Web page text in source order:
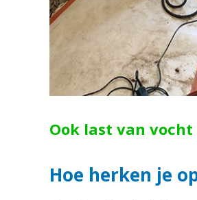
Ook last van
Hoe herken je